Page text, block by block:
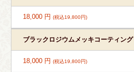
18,000 円(税込19,800円)
ブラックロジウムメッキコーティング
18,000 円(税込19,800円)